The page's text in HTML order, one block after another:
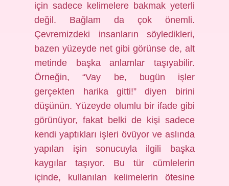
için sadece kelimelere bakmak yeterli
değil. Bağlam da çok önemli.
Çevremizdeki insanların söyledikleri,
bazen yüzeyde net gibi görünse de, alt
metinde başka anlamlar taşıyabilir.
Örneğin, “Vay be, bugün işler
gerçekten harika gitti!” diyen birini
düşünün. Yüzeyde olumlu bir ifade gibi
görünüyor, fakat belki de kişi sadece
kendi yaptıkları işleri övüyor ve aslında
yapılan işin sonucuyla ilgili başka
kaygılar taşıyor. Bu tür cümlelerin
içinde, kullanılan kelimelerin ötesine